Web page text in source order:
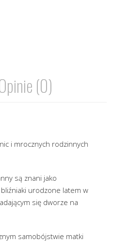
(0)
i mrocznych rodzinnych
są znani jako
urodzone latem w
się dworze na
samobójstwie matki